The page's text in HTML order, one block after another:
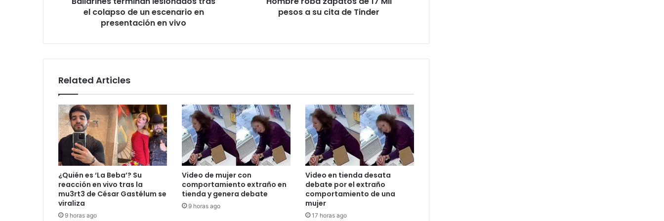
presentaciónel colapso de un escenario en
presentación en vivo
pesos a su cita de Tinder
Related Articles
¿Quién es ‘La Beba’? Su
reacción en vivo tras la
mu3rt3 de César Gastélum se
viraliza
9 horas ago
Video de mujer con
comportamiento extraño en
tienda y genera debate
9 horas ago
Video en tienda desata
debate por el extraño
comportamiento de una
mujer
17 horas ago